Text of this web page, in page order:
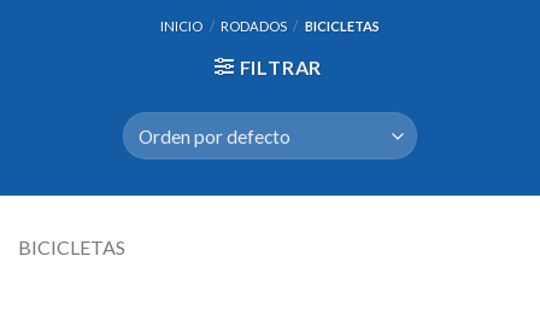
INICIO / RODADOS / BICICLETAS
FILTRAR
BICICLETAS